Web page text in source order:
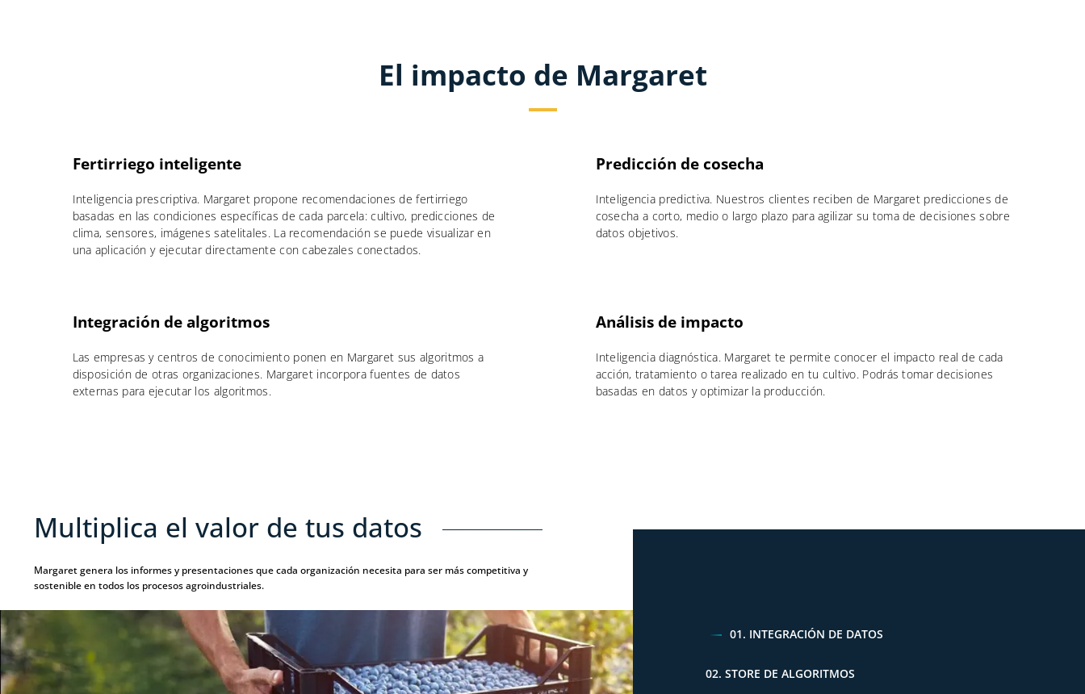
El impacto de Margaret
Fertirriego inteligente
Inteligencia prescriptiva. Margaret propone recomendaciones de fertirriego
basadas en las condiciones específicas de cada parcela: cultivo, predicciones de
clima, sensores, imágenes satelitales. La recomendación se puede visualizar en
una aplicación y ejecutar directamente con cabezales conectados.
Predicción de cosecha
Inteligencia predictiva. Nuestros clientes reciben de Margaret predicciones de
cosecha a corto, medio o largo plazo para agilizar su toma de decisiones sobre
datos objetivos.
Integración de algoritmos
Las empresas y centros de conocimiento ponen en Margaret sus algoritmos a
disposición de otras organizaciones. Margaret incorpora fuentes de datos
externas para ejecutar los algoritmos.
Análisis de impacto
Inteligencia diagnóstica. Margaret te permite conocer el impacto real de cada
acción, tratamiento o tarea realizado en tu cultivo. Podrás tomar decisiones
basadas en datos y optimizar la producción.
Multiplica el valor de tus datos
Margaret genera los informes y presentaciones que cada organización necesita para ser más competitiva y
sostenible en todos los procesos agroindustriales.
01. INTEGRACIÓN DE DATOS
02. STORE DE ALGORITMOS